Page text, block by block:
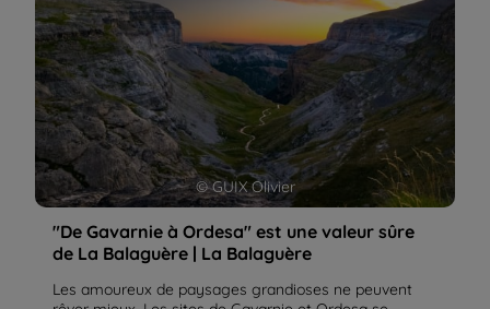
© GUIX Olivier
"De Gavarnie à Ordesa" est une valeur sûre
de La Balaguère | La Balaguère
Les amoureux de paysages grandioses ne peuvent